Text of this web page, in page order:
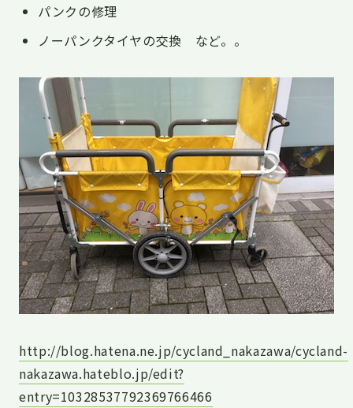
パンクの修理
ノーパンクタイヤの交換 など。。
http://blog.hatena.ne.jp/cycland_nakazawa/cycland-
nakazawa.hateblo.jp/edit?
entry=10328537792369766466